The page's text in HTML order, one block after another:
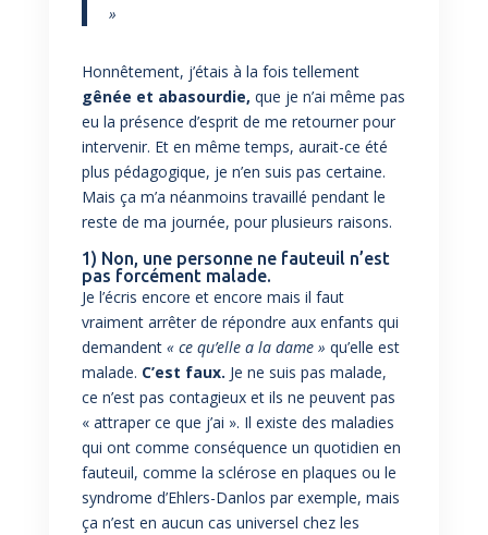
»
Honnêtement, j’étais à la fois tellement
gênée et abasourdie, que je n’ai même pas
eu la présence d’esprit de me retourner pour
intervenir. Et en même temps, aurait-ce été
plus pédagogique, je n’en suis pas certaine.
Mais ça m’a néanmoins travaillé pendant le
reste de ma journée, pour plusieurs raisons.
1) Non, une personne ne fauteuil n’est
pas forcément malade.
Je l’écris encore et encore mais il faut
vraiment arrêter de répondre aux enfants qui
demandent « ce qu’elle a la dame » qu’elle est
malade. C’est faux. Je ne suis pas malade,
ce n’est pas contagieux et ils ne peuvent pas
« attraper ce que j’ai ». Il existe des maladies
qui ont comme conséquence un quotidien en
fauteuil, comme la sclérose en plaques ou le
syndrome d’Ehlers-Danlos par exemple, mais
ça n’est en aucun cas universel chez les